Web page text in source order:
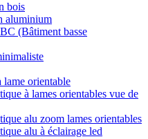
bois
aluminium
(Bâtiment basse
lame orientable
à lames orientables vue de
alu zoom lames orientables
alu à éclairage led